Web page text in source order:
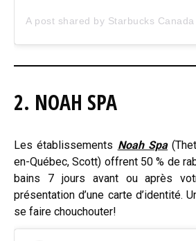
2. NOAH SPA
Les établissements Noah Spa
en-Québec, Scott) offrent 50 % de
bains 7 jours avant ou après
présentation d’une carte d’identité.
se faire chouchouter!